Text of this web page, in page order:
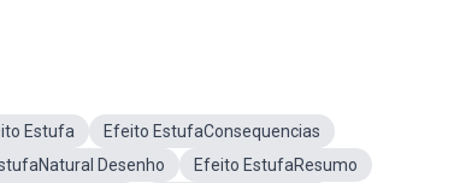
Estufa
Efeito EstufaConsequencias
Desenho
Efeito EstufaResumo